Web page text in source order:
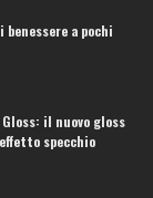
a pochi
Gloss: il nuovo gloss
specchio